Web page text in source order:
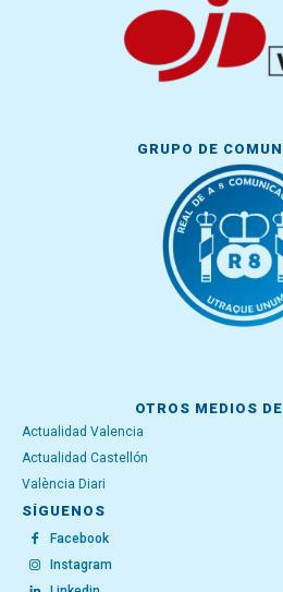
GRUPO DE
OTROS MEDIOS
Actualidad Valencia
Actualidad Castellón
València Diari
SÍGUENOS
Facebook
Instagram